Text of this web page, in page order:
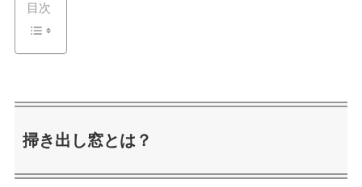
目次
掃き出し窓とは？